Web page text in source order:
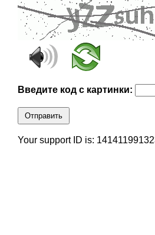
Введите код с картинки:
Отправить
Your support ID is: